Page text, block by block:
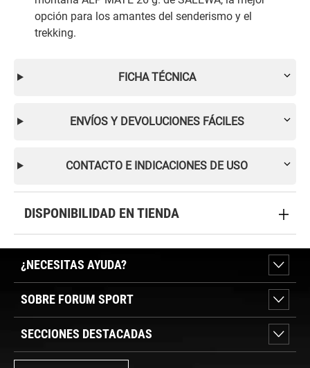
opción para los amantes del senderismo y el
trekking.
FICHA TÉCNICA
ENVÍOS Y DEVOLUCIONES FÁCILES
CONTACTO E INDICACIONES DE USO
DISPONIBILIDAD EN TIENDA
¿NECESITAS AYUDA?
SOBRE FORUM SPORT
SECCIONES DESTACADAS